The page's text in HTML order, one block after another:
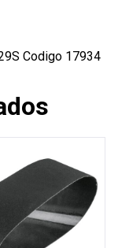
Codigo 17934